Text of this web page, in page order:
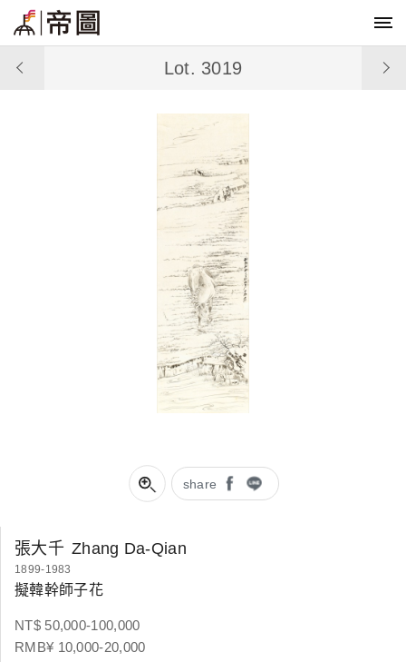
share
Lot. 3019
張大千 Zhang Da-Qian
1899-1983
擬韓幹師子花
NT$ 50,000-100,000
RMB¥ 10,000-20,000